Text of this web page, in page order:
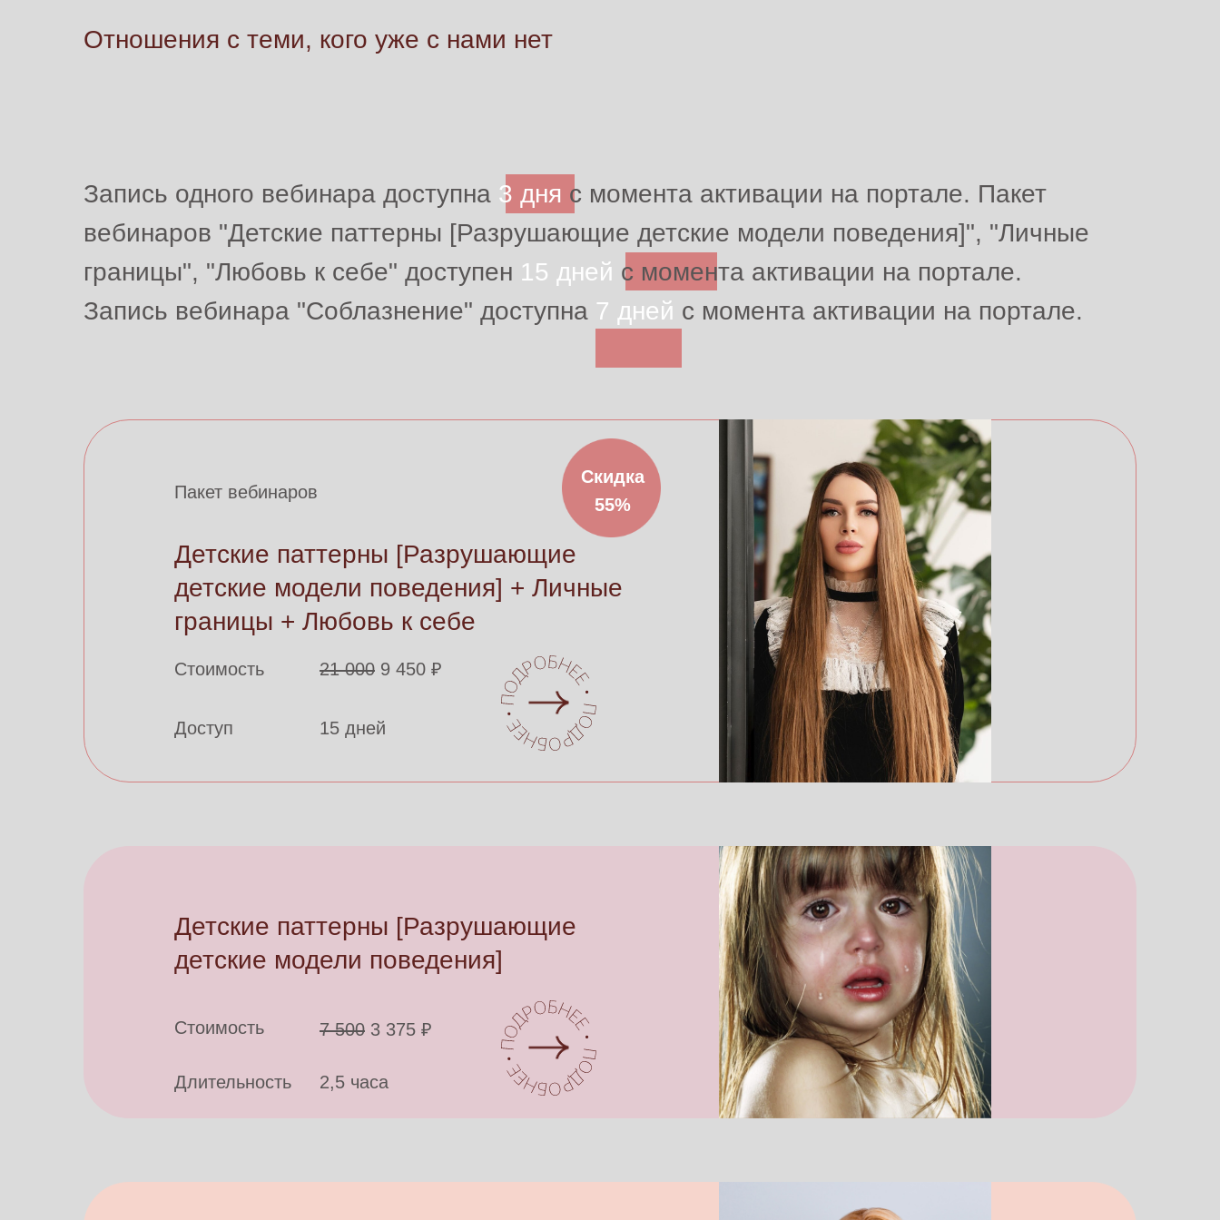
Отношения с теми, кого уже с нами нет
Запись одного вебинара доступна 3 дня с момента активации на портале. Пакет
вебинаров "Детские паттерны [Разрушающие детские модели поведения]", "Личные
границы", "Любовь к себе" доступен 15 дней с момента активации на портале.
Запись вебинара "Соблазнение" доступна 7 дней с момента активации на портале.
Стоимость
Детские паттерны [Разрушающие
детские модели поведения] + Личные
границы + Любовь к себе
Доступ
Стоимость
Детские паттерны [Разрушающие
детские модели поведения]
Длительность
Пакет вебинаров
15 дней
2,5 часа
Скидка
10%
Скидка
55%
21 000 9 450 ₽
7 500 3 375 ₽